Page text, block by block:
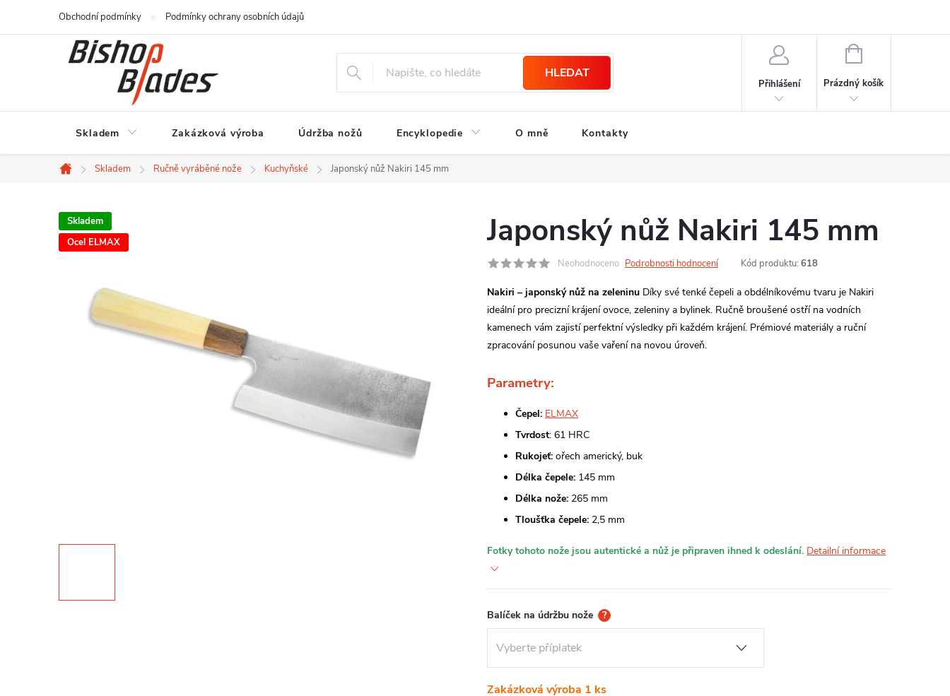
Obchodní podmínky Podmínky ochrany osobních údajů
HLEDAT
Přihlášení
NÁKUPNÍ
Prázdný košík
Skladem Zakázková výroba Údržba nožů Encyklopedie O mně Kontakty
Domů
Skladem Ručně vyráběné nože Kuchyňské Japonský nůž Nakiri 145 mm
Skladem
Ocel ELMAX
Japonský nůž Nakiri 145 mm
Neohodnoceno Podrobnosti hodnocení Kód produktu: 618
Nakiri – japonský nůž na zeleninu Díky své tenké čepeli a obdélníkovému tvaru je Nakiri
ideální pro precizní krájení ovoce, zeleniny a bylinek. Ručně broušené ostří na vodních
kamenech vám zajistí perfektní výsledky při každém krájení. Prémiové materiály a ruční
zpracování posunou vaše vaření na novou úroveň.
Parametry:
Čepel: ELMAX
Tvrdost: 61 HRC
Rukojeť: ořech americký, buk
Délka čepele: 145 mm
Délka nože: 265 mm
Tloušťka čepele: 2,5 mm
Fotky tohoto nože jsou autentické a nůž je připraven ihned k odeslání. Detailní informace
Balíček na údržbu nože ?
Zakázková výroba 1 ks